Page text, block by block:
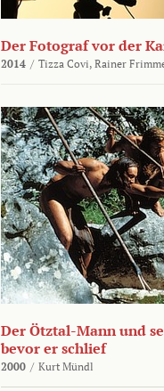
Der Fotograf vor der
2014 / Tizza Covi, Rainer
Der Ötztal-Mann und
bevor er schlief
2000 / Kurt Mündl